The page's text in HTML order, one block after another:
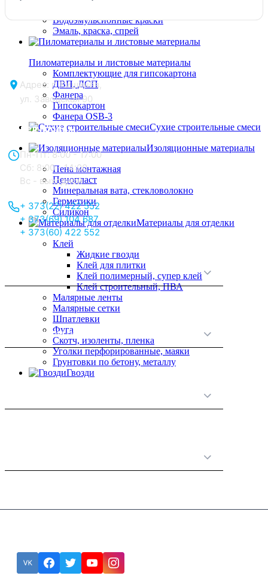
Водоэмульсионные краски
Эмаль, краска, спрей
Пиломатериалы и листовые материалы
Комплектующие для гипсокартона
ДВП, ДСП
Фанера
Гипсокартон
Фанера OSB-3
Сухие строительные смеси
Изоляционные материалы
Пена монтажная
Пенопласт
Минеральная вата, стекловолокно
Герметики
Силикон
Материалы для отделки
Клей
Жидкие гвозди
Клей для плитки
Клей полимерный, супер клей
Клей строительный, ПВА
Малярные ленты
Малярные сетки
Шпатлевки
Фуга
Скотч, изоленты, пленка
Уголки перфорированные, маяки
Грунтовки по бетону, металлу
Гвозди
Адрес: г. Кишинёв,
ул. Заводская 90
Отдел продаж:
Пн-Пт: 8:00 - 17:00
Сб: 8:00 - 14:00,
Вс - выходной
+ 373(22) 422 552
+ 373(69) 104 687
+ 373(60) 422 552
Принципы работы